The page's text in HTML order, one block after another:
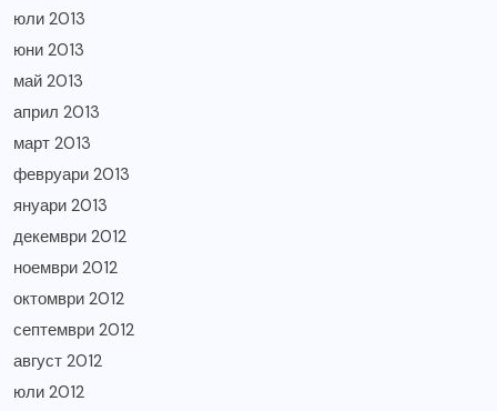
юли 2013
юни 2013
май 2013
април 2013
март 2013
февруари 2013
януари 2013
декември 2012
ноември 2012
октомври 2012
септември 2012
август 2012
юли 2012